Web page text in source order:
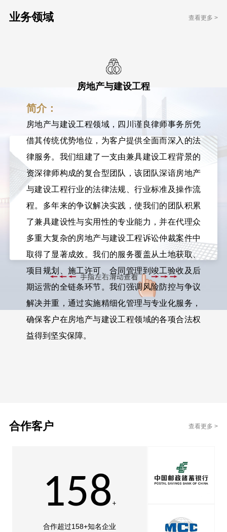
业务领域 查看更多 >
房地产与建设工程
简介：
房地产与建设工程领域，四川谨良律师事务所凭
借其传统优势地位，为客户提供全面而深入的法
律服务。我们组建了一支由兼具建设工程背景的
资深律师构成的复合型团队，该团队深谙房地产
与建设工程行业的法律法规、行业标准及操作流
程。多年来的争议解决实践，使我们的团队积累
了兼具建设性与实用性的专业能力，并在代理众
多重大复杂的房地产与建设工程诉讼仲裁案件中
取得了显著成效。我们的服务覆盖从土地获取、
项目规划、施工许可、合同管理到竣工验收及后
期运营的全链条环节。我们强调风险防控与争议
解决并重，通过实施精细化管理与专业化服务，
确保客户在房地产与建设工程领域的各项合法权
益得到坚实保障。
合作客户 查看更多 >
158
合作超过158+知名企业